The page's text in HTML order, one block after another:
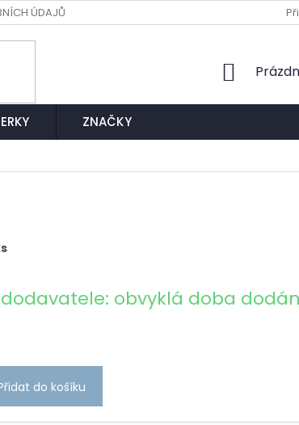
ÚDAJŮ EXPEDIČNÍ A
ZNAČKY
obvyklá doba
do košíku